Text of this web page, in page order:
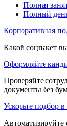
Полная
Полный
Корпоративная
Какой соцпакет
Оформляйте
Проверяйте
документы без
Ускорьте подбор в
Автоматизируйте